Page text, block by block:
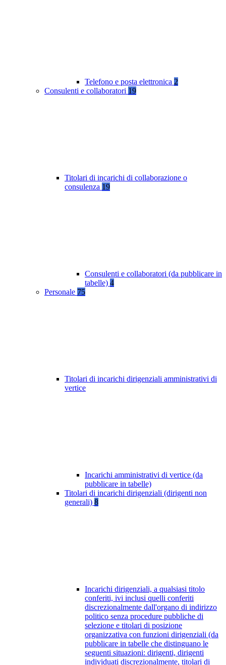
Telefono e posta elettronica 2
Consulenti e collaboratori 19
Titolari di incarichi di collaborazione o
consulenza 19
Consulenti e collaboratori (da pubblicare in
tabelle) 4
Personale 75
Titolari di incarichi dirigenziali amministrativi di
vertice
Incarichi amministrativi di vertice (da
pubblicare in tabelle)
Titolari di incarichi dirigenziali (dirigenti non
generali) 8
Incarichi dirigenziali, a qualsiasi titolo
conferiti, ivi inclusi quelli conferiti
discrezionalmente dall'organo di indirizzo
politico senza procedure pubbliche di
selezione e titolari di posizione
organizzativa con funzioni dirigenziali (da
pubblicare in tabelle che distinguano le
seguenti situazioni: dirigenti, dirigenti
individuati discrezionalmente, titolari di